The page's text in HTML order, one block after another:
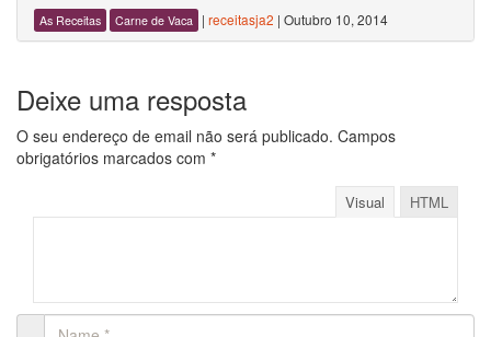
As Receitas Carne de Vaca | receitasja2 | Outubro 10, 2014
Deixe uma resposta
O seu endereço de email não será publicado. Campos
obrigatórios marcados com *
Visual HTML